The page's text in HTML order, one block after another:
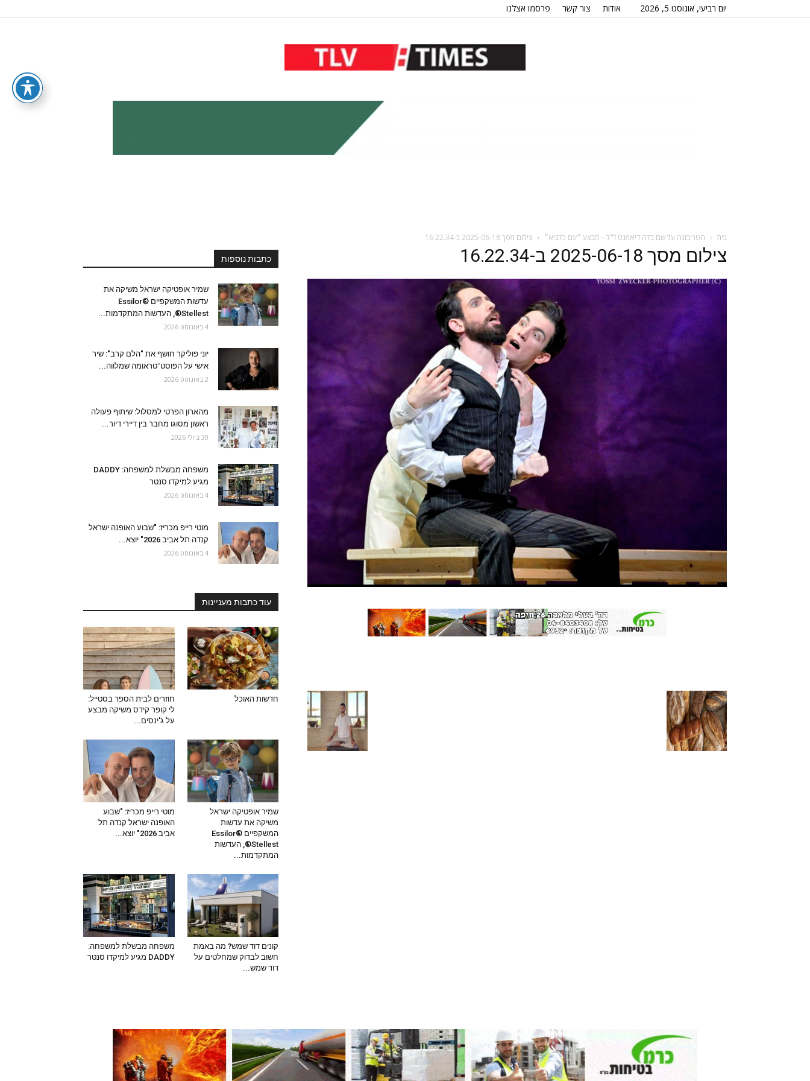
יום רביעי, אוגוסט 5, 2026 אודות צור קשר פרסמו אצלנו
בית הטריבונה על שם בלה דיאמנט ז״ל – מבצע ״עם כלביא״ צילום מסך 2025-06-18 ב-16.22.34
צילום מסך 2025-06-18 ב-16.22.34 כתבות נוספות
שמיר אופטיקה ישראל משיקה את
עדשות המשקפיים Essilor®
Stellest®, העדשות המתקדמות...
4 באוגוסט 2026
יוני פוליקר חושף את "הלם קרב": שיר
אישי על הפוסט־טראומה שמלווה...
2 באוגוסט 2026
מהארון הפרטי למסלול: שיתוף פעולה
ראשון מסוגו מחבר בין דיירי דיור...
30 ביולי 2026
משפחה מבשלת למשפחה: DADDY
מגיע למיקדו סנטר
4 באוגוסט 2026
מוטי רייפ מכריז: "שבוע האופנה ישראל
קנדה תל אביב 2026" יוצא...
4 באוגוסט 2026
עוד כתבות מעניינות
חדשות האוכל
חוזרים לבית הספר בסטייל:
לי קופר קידס משיקה מבצע
על ג'ינסים...
שמיר אופטיקה ישראל
משיקה את עדשות
המשקפיים Essilor®
Stellest®, העדשות
המתקדמות...
מוטי רייפ מכריז: "שבוע
האופנה ישראל קנדה תל
אביב 2026" יוצא...
קונים דוד שמש? מה באמת
חשוב לבדוק שמחלטים על
דוד שמש...
משפחה מבשלת למשפחה:
DADDY מגיע למיקדו סנטר